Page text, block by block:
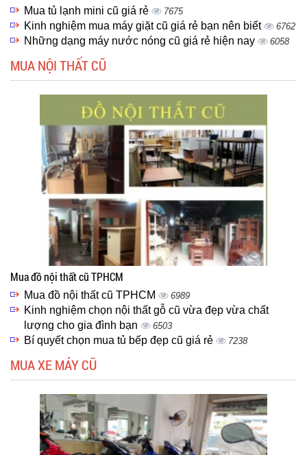
Mua tủ lạnh mini cũ giá rẻ 7675
Kinh nghiệm mua máy giặt cũ giá rẻ bạn nên biết 6762
Những dạng máy nước nóng cũ giá rẻ hiện nay 6058
MUA NỘI THẤT CŨ
Mua đồ nội thất cũ TPHCM
Mua đồ nội thất cũ TPHCM 6989
Kinh nghiệm chọn nội thất gỗ cũ vừa đẹp vừa chất
lượng cho gia đình bạn
6503
Bí quyết chọn mua tủ bếp đẹp cũ giá rẻ 7238
MUA XE MÁY CŨ